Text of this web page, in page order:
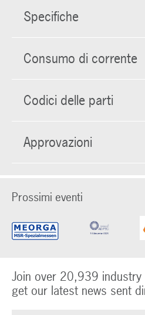
Specifiche
Consumo di corrente
Codici delle parti
Approvazioni
Prossimi eventi
Join over 20,939 industry
get our latest news sent